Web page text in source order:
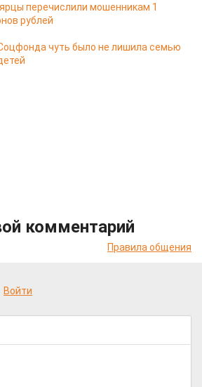
перечислили мошенникам 1
рублей
чуть было не лишила семью
комментарий
Правила общения
Войти